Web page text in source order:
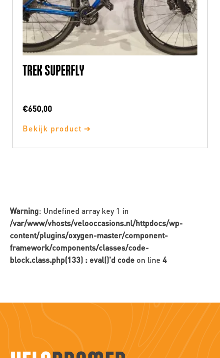
TREK SUPERFLY
€650,00
Bekijk product ➔
Warning: Undefined array key 1 in
/var/www/vhosts/velooccasions.nl/httpdocs/wp-
content/plugins/oxygen-master/component-
framework/components/classes/code-
block.class.php(133) : eval()'d code on line 4